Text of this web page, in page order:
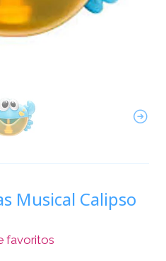
Musical Calipso
favoritos